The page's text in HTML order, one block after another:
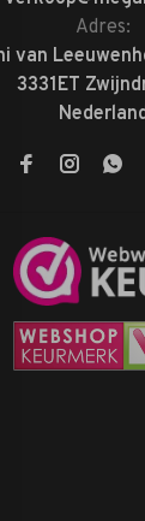
Adres:
van
3331ET